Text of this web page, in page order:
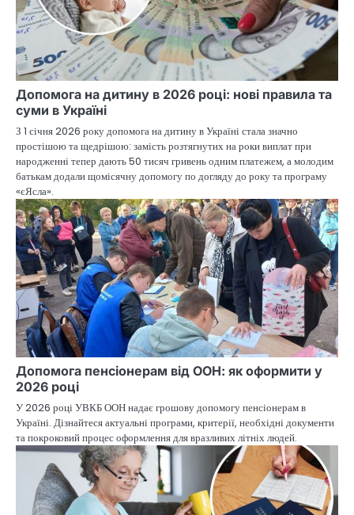
Допомога на дитину в 2026 році: нові правила та
суми в Україні
З 1 січня 2026 року допомога на дитину в Україні стала значно
простішою та щедрішою: замість розтягнутих на роки виплат при
народженні тепер дають 50 тисяч гривень одним платежем, а молодим
батькам додали щомісячну допомогу по догляду до року та програму
«єЯсла».
Допомога пенсіонерам від ООН: як оформити у
2026 році
У 2026 році УВКБ ООН надає грошову допомогу пенсіонерам в
Україні. Дізнайтеся актуальні програми, критерії, необхідні документи
та покроковий процес оформлення для вразливих літніх людей.